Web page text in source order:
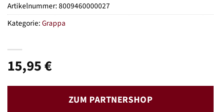
15,95€
ZUM PARTNERSHOP
Artikelnummer:8009460000027
Kategorie:Grappa